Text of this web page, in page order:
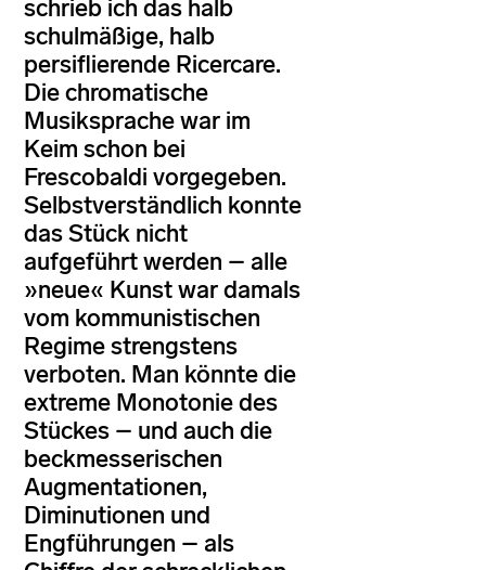
schrieb ich das halb
schulmäßige, halb
persiflierende Ricercare.
Die chromatische
Musiksprache war im
Keim schon bei
Frescobaldi vorgegeben.
Selbstverständlich konnte
das Stück nicht
aufgeführt werden – alle
»neue« Kunst war damals
vom kommunistischen
Regime strengstens
verboten. Man könnte die
extreme Monotonie des
Stückes – und auch die
beckmesserischen
Augmentationen,
Diminutionen und
Engführungen – als